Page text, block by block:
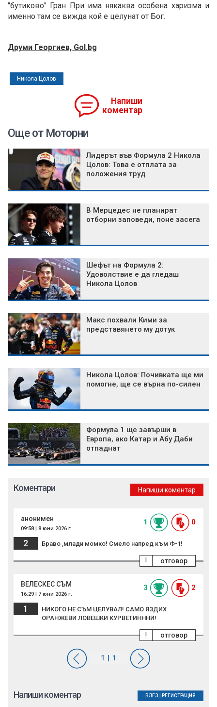
"бутиково" Гран При има някаква особена харизма и
именно там се вижда кой е целунат от Бог.
Друми Георгиев, Gol.bg
Никола Цолов
Напиши
коментар
Още от Моторни
Лидерът във Формула 2 Никола
Цолов: Това е отплата за
положения труд
В Мерцедес не планират
отборни заповеди, поне засега
Шефът на Формула 2:
Удоволствие е да гледаш
Никола Цолов
Макс похвали Кими за
представянето му дотук
Никола Цолов: Почивката ще ми
помогне, ще се върна по-силен
Формула 1 ще завърши в
Европа, ако Катар и Абу Даби
отпаднат
Коментари Напиши коментар
анонимен
09:58 | 8 юни 2026 г.
1 0
2 Браво ,млади момко! Смело напред към Ф-1!
отговор
!
ВЕЛЕСКЕС СЪМ
16:29 | 7 юни 2026 г.
3 2
1
НИКОГО НЕ СЪМ ЦЕЛУВАЛ! САМО ЯЗДИХ
ОРАНЖЕВИ ЛОВЕШКИ КУРВЕТИНННИ!
отговор
!
Напиши коментар ВЛЕЗ РЕГИСТРАЦИЯ